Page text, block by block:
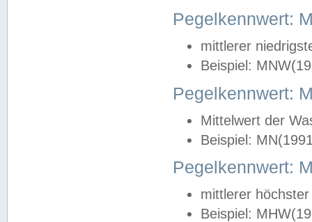
Pegelkennwert:
mittlerer
Beispiel:
Pegelkennwert:
Mittelwert der
Beispiel:
Pegelkennwert:
mittlerer
Beispiel: